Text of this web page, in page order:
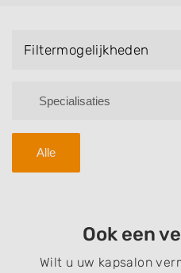
Filtermogelijkheden
Alle
Ook een
Wilt u uw kapsalon